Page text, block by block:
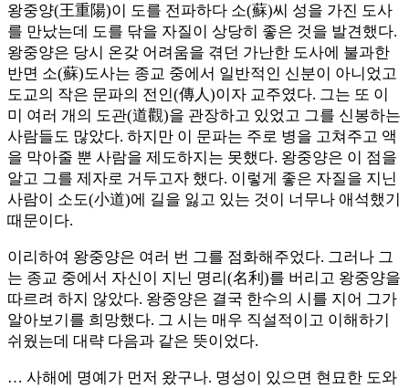
왕중양(王重陽)이 도를 전파하다 소(蘇)씨 성을 가진 도사
를 만났는데 도를 닦을 자질이 상당히 좋은 것을 발견했다.
왕중양은 당시 온갖 어려움을 겪던 가난한 도사에 불과한
반면 소(蘇)도사는 종교 중에서 일반적인 신분이 아니었고
도교의 작은 문파의 전인(傳人)이자 교주였다. 그는 또 이
미 여러 개의 도관(道觀)을 관장하고 있었고 그를 신봉하는
사람들도 많았다. 하지만 이 문파는 주로 병을 고쳐주고 액
을 막아줄 뿐 사람을 제도하지는 못했다. 왕중양은 이 점을
알고 그를 제자로 거두고자 했다. 이렇게 좋은 자질을 지닌
사람이 소도(小道)에 길을 잃고 있는 것이 너무나 애석했기
때문이다.
이리하여 왕중양은 여러 번 그를 점화해주었다. 그러나 그
는 종교 중에서 자신이 지닌 명리(名利)를 버리고 왕중양을
따르려 하지 않았다. 왕중양은 결국 한수의 시를 지어 그가
알아보기를 희망했다. 그 시는 매우 직설적이고 이해하기
쉬웠는데 대략 다음과 같은 뜻이었다.
… 사해에 명예가 먼저 왔구나. 명성이 있으면 현묘한 도와